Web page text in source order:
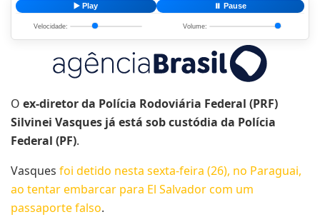
▶️ Play ⏸️ Pause
Velocidade: Volume:
O ex-diretor da Polícia Rodoviária Federal (PRF)
Silvinei Vasques já está sob custódia da Polícia
Federal (PF).
Vasques foi detido nesta sexta-feira (26), no Paraguai,
ao tentar embarcar para El Salvador com um
passaporte falso.